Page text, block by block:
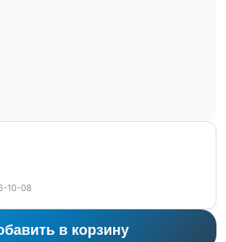
10-08
в корзину